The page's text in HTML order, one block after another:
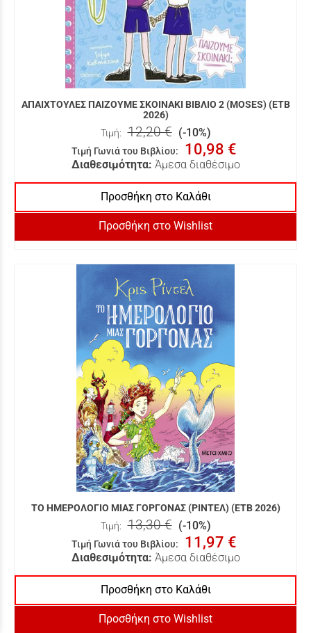
ΑΠΑΙΧΤΟΥΛΕΣ ΠΑΙΖΟΥΜΕ ΣΚΟΙΝΑΚΙ ΒΙΒΛΙΟ 2 (MOSES) (ΕΤΒ
2026)
Τιμή: 12,20 € (-10%)
Τιμή Γωνιά του Βιβλίου: 10,98 €
Διαθεσιμότητα: Άμεσα διαθέσιμο
Προσθήκη στο Καλάθι
Προσθήκη στο Wishlist
ΤΟ ΗΜΕΡΟΛΟΓΙΟ ΜΙΑΣ ΓΟΡΓΟΝΑΣ (ΡΙΝΤΕΛ) (ΕΤΒ 2026)
Τιμή: 13,30 € (-10%)
Τιμή Γωνιά του Βιβλίου: 11,97 €
Διαθεσιμότητα: Άμεσα διαθέσιμο
Προσθήκη στο Καλάθι
Προσθήκη στο Wishlist